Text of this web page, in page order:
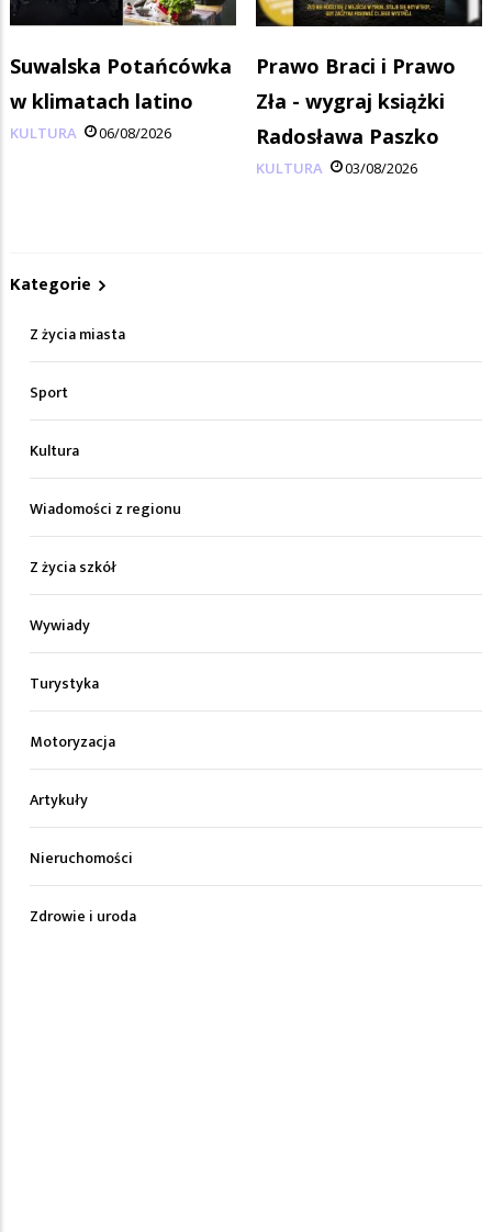
Suwalska Potańcówka
w klimatach latino
KULTURA 06/08/2026
Prawo Braci i Prawo
Zła - wygraj książki
Radosława Paszko
KULTURA 03/08/2026
Kategorie
Z życia miasta
Sport
Kultura
Wiadomości z regionu
Z życia szkół
Wywiady
Turystyka
Motoryzacja
Artykuły
Nieruchomości
Zdrowie i uroda